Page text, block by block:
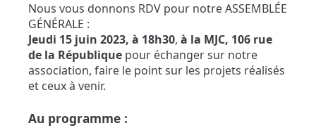
Nous vous donnons RDV pour notre ASSEMBLÉE
GÉNÉRALE :
Jeudi 15 juin 2023, à 18h30, à la MJC, 106 rue
de la République pour échanger sur notre
association, faire le point sur les projets réalisés
et ceux à venir.
Au programme :